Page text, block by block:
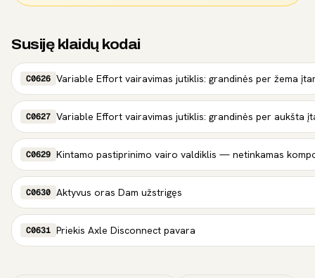
Susiję klaidų kodai
C0626 Variable Effort vairavimas jutiklis: grandinės per žema
C0627 Variable Effort vairavimas jutiklis: grandinės per aukšta
C0629 Kintamo pastiprinimo vairo valdiklis — netinkamas
C0630 Aktyvus oras Dam užstrigęs
C0631 Priekis Axle Disconnect pavara